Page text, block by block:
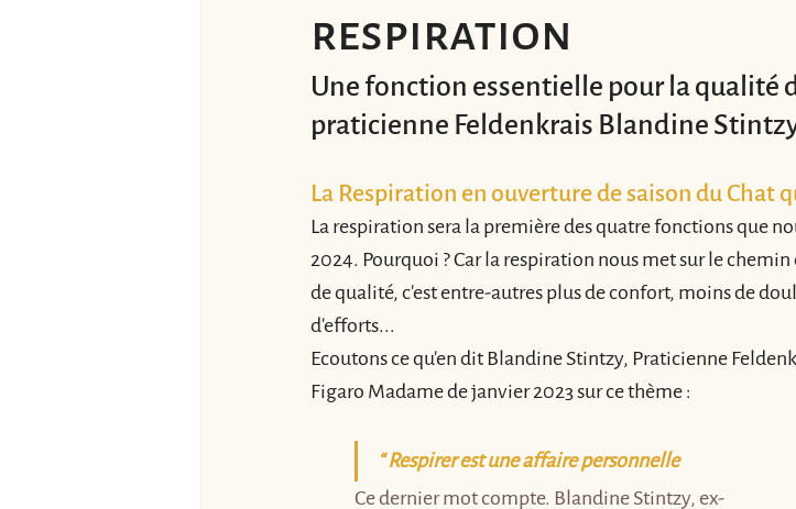
respiration
Une fonction essentielle pour la qualité
praticienne Feldenkrais Blandine
La Respiration en ouverture de saison du Chat
La respiration sera la première des quatre fonctions que
2024. Pourquoi ? Car la respiration nous met sur le
de qualité, c'est entre-autres plus de confort, moins de
d'efforts...
Ecoutons ce qu'en dit Blandine Stintzy, Praticienne
Figaro Madame de janvier 2023 sur ce thème :
“ Respirer est une affaire personnelle
Ce dernier mot compte. Blandine Stintzy, ex-